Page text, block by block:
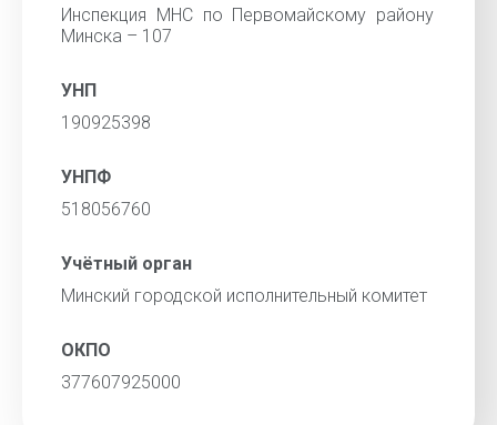
Инспекция МНС по Первомайскому району
Минска – 107
УНП
190925398
УНПФ
518056760
Учётный орган
Минский городской исполнительный комитет
ОКПО
377607925000